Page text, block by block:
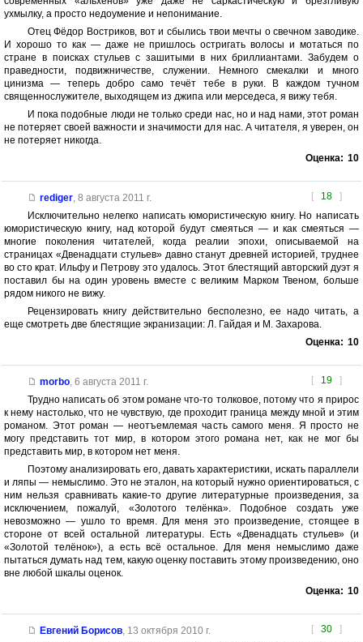
ухмылку, а просто недоумение и непонимание.
Отец Фёдор Востриков, вот и сбылись твои мечты о свечном заводике.
И хорошо то как — даже не пришлось остригать волосы и мотаться по
стране в поисках стульев с зашитыми в них бриллиантами. Забудем о
праведности, подвижничестве, служении. Немного смекалки и много
цинизма — теперь добро само течёт тебе в руки. В каждом тучном
священнослужителе, выходящем из джипа или мерседеса, я вижу тебя.
И пока подобные люди не только среди нас, но и над нами, этот роман
не потеряет своей важности и значимости для нас. А читателя, я уверен, он
не потеряет никогда.
Оценка: 10
[ 18 ]
rediger, 8 августа 2011 г.
Исключительно нелегко написать юмористическую книгу. Но написать
юмористическую книгу, над которой будут смеяться — и как смеяться —
многие поколения читателей, когда реалии эпохи, описываемой на
страницах «Двенадцати стульев» давно станут древней историей, труднее
во сто крат. Ильфу и Петрову это удалось. Этот блестящий авторский дуэт я
поставил бы на один уровень вместе с великим Марком Твеном, больше
рядом никого не вижу.
Рецензировать книгу действительно бесполезно, ее надо читать, а
еще смотреть две блестящие экранизации: Л. Гайдая и М. Захарова.
Оценка: 10
[ 19 ]
morbo, 6 августа 2011 г.
Трудно написать об этом романе что-то толковое, потому что я прирос
к нему настолько, что не чувствую, где проходит граница между мной и этим
романом. Этот роман — неотъемлемая часть самого меня. Я просто не
могу представить тот мир, в котором этого романа нет, как не мог бы
представить мир, в котором нет меня.
Поэтому анализировать его, давать характеристики, искать параллели
и ляпы — немыслимо. Это не эталон, на который нужно ориентироваться, с
ним нельзя сравнивать какие-то другие литературные произведения, за
исключением, пожалуй, «Золотого телёнка». Подобное создать уже
невозможно — ушло то время. Для меня это произведение, стоящее в
стороне от всей остальной литературы. Есть «Двенадцать стульев» (и
«Золотой телёнок»), а есть всё остальное. Для меня немыслимо даже
пытаться думать над тем, какую оценку поставить этому произведению, оно
вне любой шкалы оценок.
Оценка: 10
[ 30 ]
Евгений Борисов, 13 октября 2010 г.